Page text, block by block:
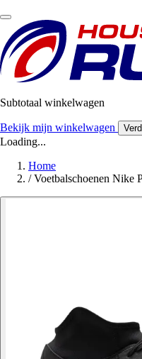
Subtotaal winkelwagen
Bekijk mijn winkelwagen
Loading...
Home
/ Voetbalschoenen Nike